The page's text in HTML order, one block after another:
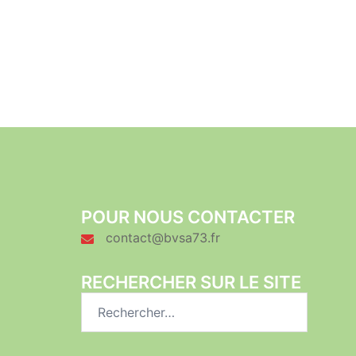
POUR NOUS CONTACTER
contact@bvsa73.fr
RECHERCHER SUR LE SITE